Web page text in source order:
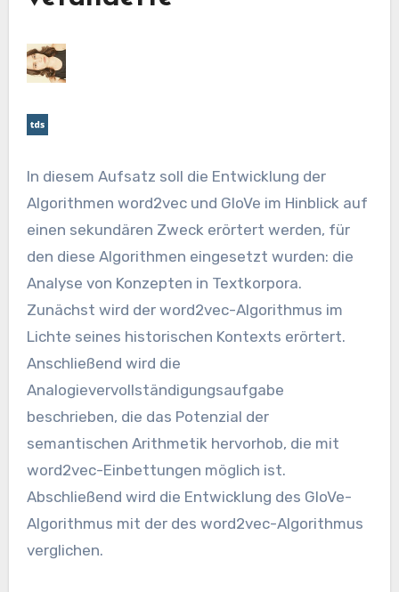
In diesem Aufsatz soll die Entwicklung der
Algorithmen word2vec und GloVe im Hinblick auf
einen sekundären Zweck erörtert werden, für
den diese Algorithmen eingesetzt wurden: die
Analyse von Konzepten in Textkorpora.
Zunächst wird der word2vec-Algorithmus im
Lichte seines historischen Kontexts erörtert.
Anschließend wird die
Analogievervollständigungsaufgabe
beschrieben, die das Potenzial der
semantischen Arithmetik hervorhob, die mit
word2vec-Einbettungen möglich ist.
Abschließend wird die Entwicklung des GloVe-
Algorithmus mit der des word2vec-Algorithmus
verglichen.